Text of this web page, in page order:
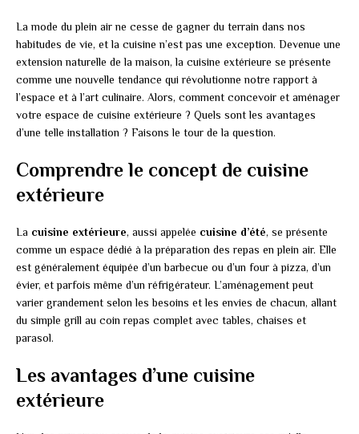
La mode du plein air ne cesse de gagner du terrain dans nos
habitudes de vie, et la cuisine n’est pas une exception. Devenue une
extension naturelle de la maison, la cuisine extérieure se présente
comme une nouvelle tendance qui révolutionne notre rapport à
l’espace et à l’art culinaire. Alors, comment concevoir et aménager
votre espace de cuisine extérieure ? Quels sont les avantages
d’une telle installation ? Faisons le tour de la question.
Comprendre le concept de cuisine
extérieure
La cuisine extérieure, aussi appelée cuisine d’été, se présente
comme un espace dédié à la préparation des repas en plein air. Elle
est généralement équipée d’un barbecue ou d’un four à pizza, d’un
évier, et parfois même d’un réfrigérateur. L’aménagement peut
varier grandement selon les besoins et les envies de chacun, allant
du simple grill au coin repas complet avec tables, chaises et
parasol.
Les avantages d’une cuisine
extérieure